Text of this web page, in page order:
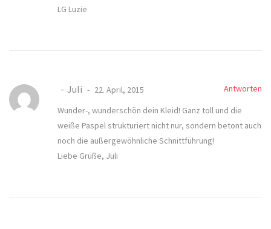
LG Luzie
Juli 22. April, 2015
Antworten
Wunder-, wunderschön dein Kleid! Ganz toll und die
weiße Paspel strukturiert nicht nur, sondern betont auch
noch die außergewöhnliche Schnittführung!
Liebe Grüße, Juli